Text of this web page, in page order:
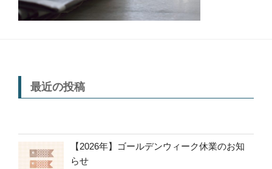
最近の投稿
【2026年】ゴールデンウィーク休業のお知
らせ